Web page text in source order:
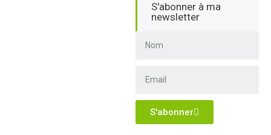
S'abonner à ma
newsletter
S'abonner